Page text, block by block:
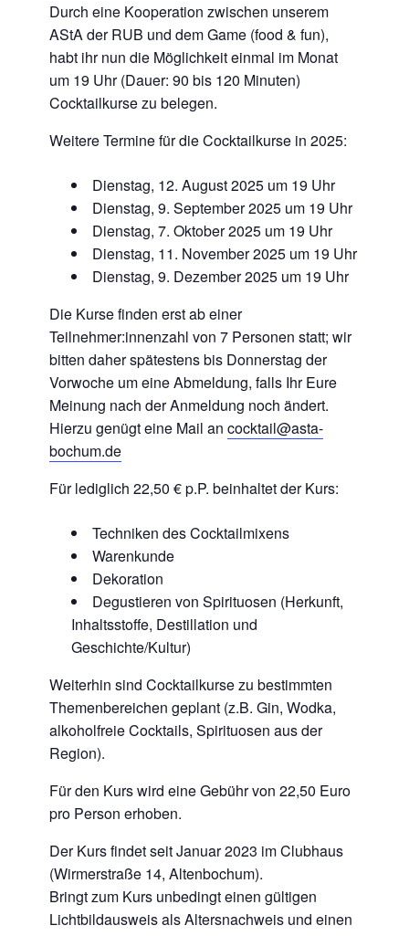
Durch eine Kooperation zwischen unserem
AStA der RUB und dem Game (food & fun),
habt ihr nun die Möglichkeit einmal im Monat
um 19 Uhr (Dauer: 90 bis 120 Minuten)
Cocktailkurse zu belegen.
Weitere Termine für die Cocktailkurse in 2025:
Dienstag, 12. August 2025 um 19 Uhr
Dienstag, 9. September 2025 um 19 Uhr
Dienstag, 7. Oktober 2025 um 19 Uhr
Dienstag, 11. November 2025 um 19 Uhr
Dienstag, 9. Dezember 2025 um 19 Uhr
Die Kurse finden erst ab einer
Teilnehmer:innenzahl von 7 Personen statt; wir
bitten daher spätestens bis Donnerstag der
Vorwoche um eine Abmeldung, falls Ihr Eure
Meinung nach der Anmeldung noch ändert.
Hierzu genügt eine Mail an cocktail@asta-
bochum.de
Für lediglich 22,50 € p.P. beinhaltet der Kurs:
Techniken des Cocktailmixens
Warenkunde
Dekoration
Degustieren von Spirituosen (Herkunft,
Inhaltsstoffe, Destillation und
Geschichte/Kultur)
Weiterhin sind Cocktailkurse zu bestimmten
Themenbereichen geplant (z.B. Gin, Wodka,
alkoholfreie Cocktails, Spirituosen aus der
Region).
Für den Kurs wird eine Gebühr von 22,50 Euro
pro Person erhoben.
Der Kurs findet seit Januar 2023 im Clubhaus
(Wirmerstraße 14, Altenbochum).
Bringt zum Kurs unbedingt einen gültigen
Lichtbildausweis als Altersnachweis und einen